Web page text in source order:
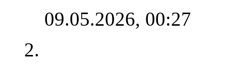
09.05.2026, 00:27